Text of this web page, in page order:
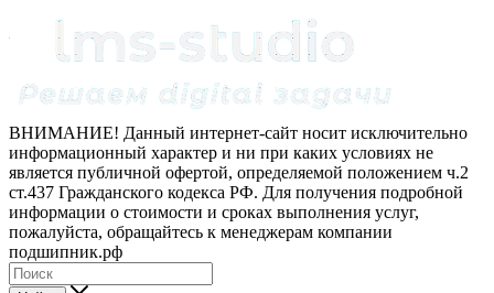
ВНИМАНИЕ! Данный интернет-сайт носит исключительно
информационный характер и ни при каких условиях не
является публичной офертой, определяемой положением ч.2
ст.437 Гражданского кодекса РФ. Для получения подробной
информации о стоимости и сроках выполнения услуг,
пожалуйста, обращайтесь к менеджерам компании
подшипник.рф